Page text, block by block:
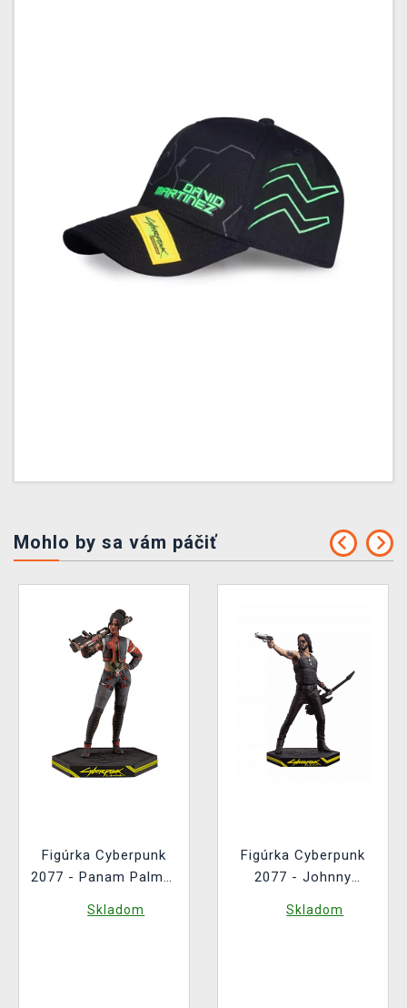
Mohlo by sa vám páčiť
Figúrka Cyberpunk
2077 - Panam Palmer
Skladom
Figúrka Cyberpunk
2077 - Johnny
Horse, 24 cm)
Skladom